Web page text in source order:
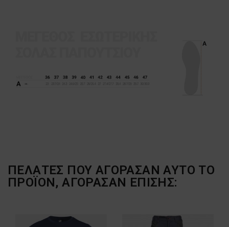
ΠΕΛΆΤΕΣ ΠΟΥ ΑΓΌΡΑΣΑΝ ΑΥΤΌ ΤΟ
ΠΡΟΪΌΝ, ΑΓΌΡΑΣΑΝ ΕΠΊΣΗΣ: